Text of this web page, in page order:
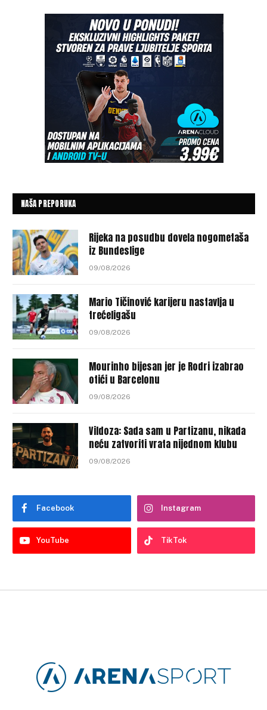
NAŠA PREPORUKA
Rijeka na posudbu dovela nogometaša
iz Bundeslige
09/08/2026
Mario Tičinović karijeru nastavlja u
trećeligašu
09/08/2026
Mourinho bijesan jer je Rodri izabrao
otići u Barcelonu
09/08/2026
Vildoza: Sada sam u Partizanu, nikada
neću zatvoriti vrata nijednom klubu
09/08/2026
Facebook Instagram
YouTube TikTok